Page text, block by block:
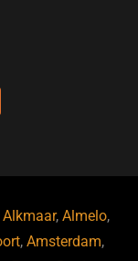
Alkmaar,Almelo,
,Amsterdam,